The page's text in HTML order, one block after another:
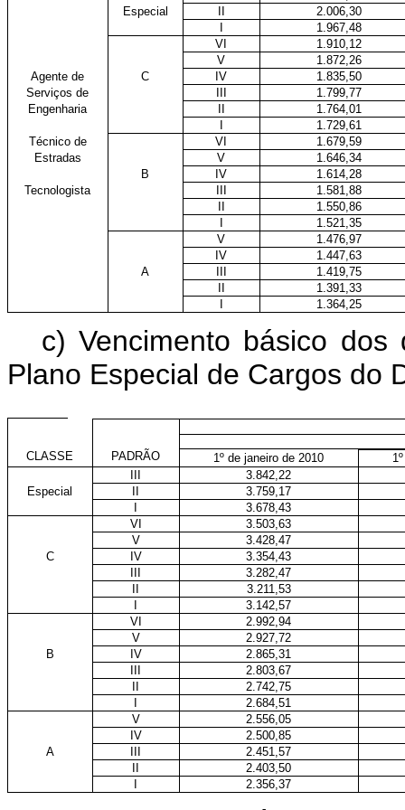
Especial
II
2.006,30
I
1.967,48
VI
1.910,12
V
1.872,26
Agente de
C IV
1.835,50
Serviços de
III
1.799,77
Engenharia
II
1.764,01
I
1.729,61
Técnico de
VI
1.679,59
Estradas
V
1.646,34
B
IV
1.614,28
Tecnologista
III
1.581,88
II
1.550,86
I
1.521,35
V
1.476,97
IV
1.447,63
A
III
1.419,75
II
1.391,33
I
1.364,25
c) Vencimento básico
Plano Especial de Cargos do
CLASSE PADRÃO 1º de janeiro de 2010
III
3.842,22
Especial
II
3.759,17
I
3.678,43
VI
3.503,63
V
3.428,47
C
IV
3.354,43
III
3.282,47
II
3.211,53
I
3.142,57
VI
2.992,94
V
2.927,72
B
IV
2.865,31
III
2.803,67
II
2.742,75
I
2.684,51
V
2.556,05
IV
2.500,85
A
III
2.451,57
II
2.403,50
I
2.356,37